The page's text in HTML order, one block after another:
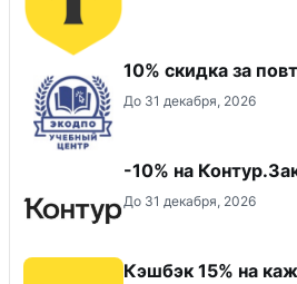
10% скидка за
До 31 декабря, 2026
-10% на
До 31 декабря, 2026
Кэшбэк 15% на